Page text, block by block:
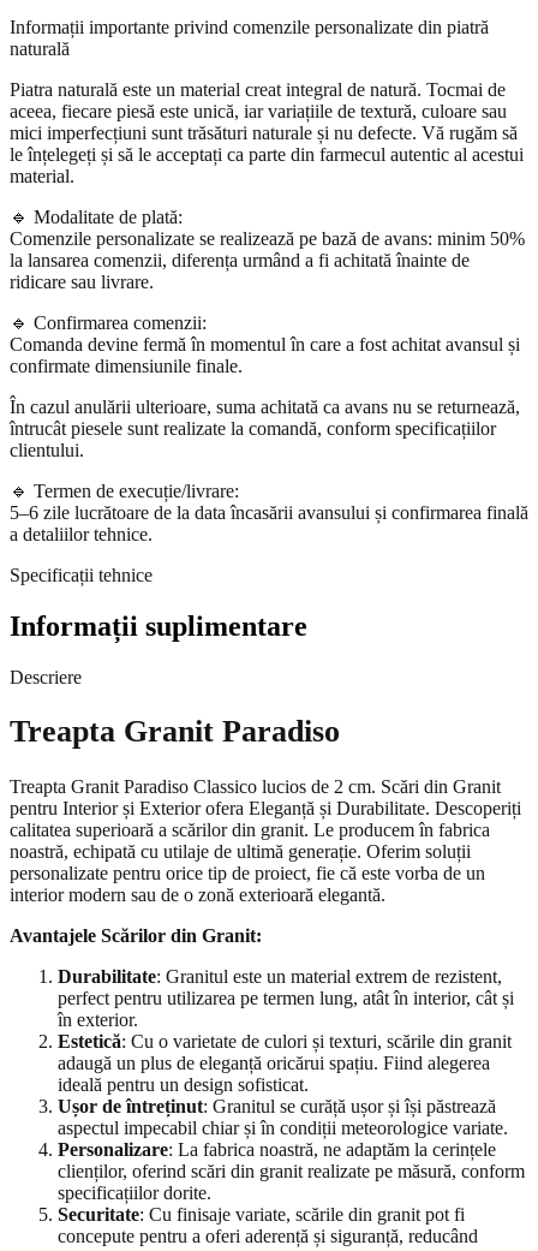
Informații importante privind comenzile personalizate din piatră
naturală
Piatra naturală este un material creat integral de natură. Tocmai de
aceea, fiecare piesă este unică, iar variațiile de textură, culoare sau
mici imperfecțiuni sunt trăsături naturale și nu defecte. Vă rugăm să
le înțelegeți și să le acceptați ca parte din farmecul autentic al acestui
material.
🔹 Modalitate de plată:
Comenzile personalizate se realizează pe bază de avans: minim 50%
la lansarea comenzii, diferența urmând a fi achitată înainte de
ridicare sau livrare.
🔹 Confirmarea comenzii:
Comanda devine fermă în momentul în care a fost achitat avansul și
confirmate dimensiunile finale.
În cazul anulării ulterioare, suma achitată ca avans nu se returnează,
întrucât piesele sunt realizate la comandă, conform specificațiilor
clientului.
🔹 Termen de execuție/livrare:
5–6 zile lucrătoare de la data încasării avansului și confirmarea finală
a detaliilor tehnice.
Specificații tehnice
Informații suplimentare
Descriere
Treapta Granit Paradiso
Treapta Granit Paradiso Classico lucios de 2 cm. Scări din Granit
pentru Interior și Exterior ofera Eleganță și Durabilitate. Descoperiți
calitatea superioară a scărilor din granit. Le producem în fabrica
noastră, echipată cu utilaje de ultimă generație. Oferim soluții
personalizate pentru orice tip de proiect, fie că este vorba de un
interior modern sau de o zonă exterioară elegantă.
Avantajele Scărilor din Granit:
Durabilitate: Granitul este un material extrem de rezistent,
perfect pentru utilizarea pe termen lung, atât în interior, cât și
în exterior.
Estetică: Cu o varietate de culori și texturi, scările din granit
adaugă un plus de eleganță oricărui spațiu. Fiind alegerea
ideală pentru un design sofisticat.
Ușor de întreținut: Granitul se curăță ușor și își păstrează
aspectul impecabil chiar și în condiții meteorologice variate.
Personalizare: La fabrica noastră, ne adaptăm la cerințele
clienților, oferind scări din granit realizate pe măsură, conform
specificațiilor dorite.
Securitate: Cu finisaje variate, scările din granit pot fi
concepute pentru a oferi aderență și siguranță, reducând